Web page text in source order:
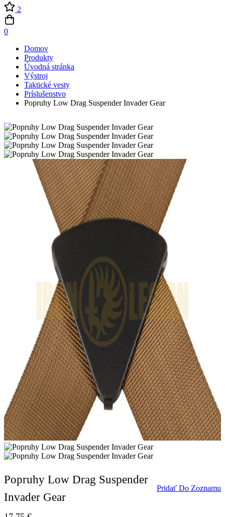
2
0
Domov
Produkty
Úvodná stránka
Výstroj
Taktické vesty
Príslušenstvo
Popruhy Low Drag Suspender Invader Gear
Popruhy Low Drag Suspender
Invader Gear
Pridať Do Zoznamu